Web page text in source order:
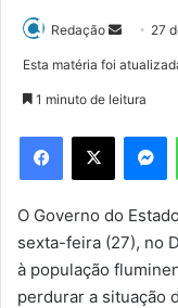
Redação
d
e
m
e
-
m
a
27
Esta matéria foi
1 minuto de leitura
O Governo do
sexta-feira (27), no
à população
perdurar a situação